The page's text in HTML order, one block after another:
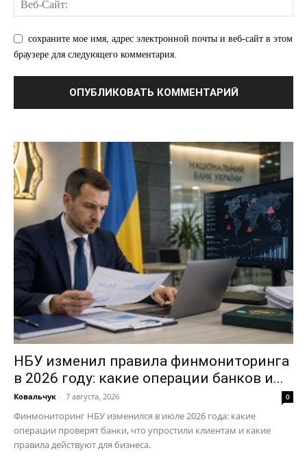
сохраните мое имя, адрес электронной почты и веб-сайт в этом
браузере для следующего комментария.
НБУ изменил правила финмониторинга
в 2026 году: какие операции банков и...
Ковальчук - 7 августа, 2026 0
Финмониторинг НБУ изменился в июле 2026 года: какие
операции проверят банки, что упростили клиентам и какие
правила действуют для бизнеса.